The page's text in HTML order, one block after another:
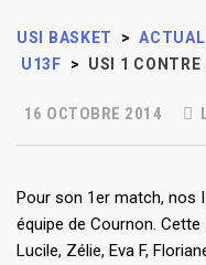
USI BASKET >
U13F
> USI 1 CONTRE
16 OCTOBRE 2014
Pour son 1er match, nos
équipe de Cournon.
Lucile, Zélie, Eva F,